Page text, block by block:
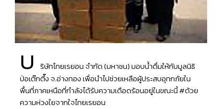
บ
ริษัทไทยเรยอน จำกัด (มหาชน) มอบน้ำดื่มให้กับมูลนิธิ
ป่อเต๊กตึ๊ง จ.อ่างทอง เพื่อนำไปช่วยเหลือผู้ประสบอุทกภัยใน
พื้นที่ภาคเหนือที่กำลังได้รับความเดือดร้อนอยู่ในขณะนี้#ด้วย
ความห่วงใยจากใจไทยเรยอน